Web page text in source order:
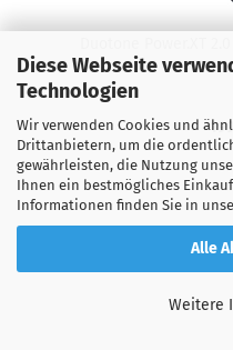
Diese Webseite
Technologien
Wir verwenden Cookies und
Drittanbietern, um die
gewährleisten, die Nutzung
Ihnen ein bestmögliches
Informationen finden Sie in
Alle
Weitere